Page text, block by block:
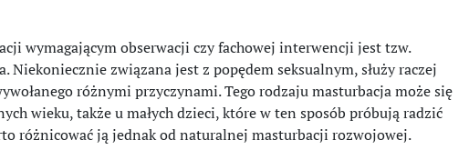
wymagającym obserwacji czy fachowej interwencji jest tzw.
Niekoniecznie związana jest z popędem seksualnym, służy raczej
różnymi przyczynami. Tego rodzaju masturbacja może się
wieku, także u małych dzieci, które w ten sposób próbują radzić
różnicować ją jednak od naturalnej masturbacji rozwojowej.